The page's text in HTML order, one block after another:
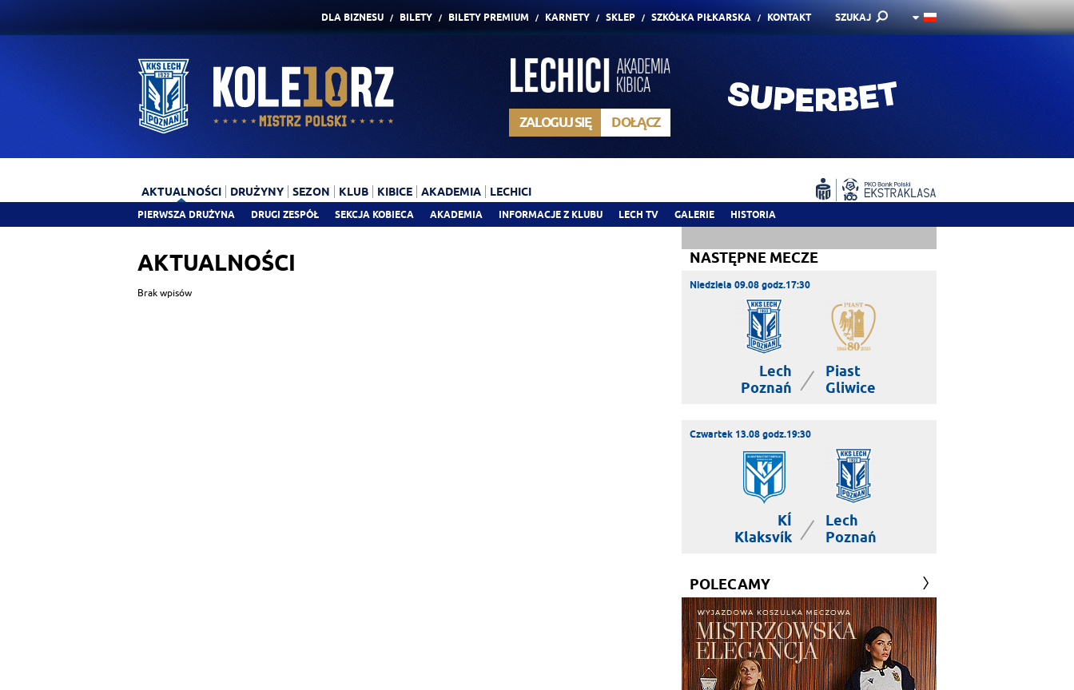
DLA BIZNESU BILETY BILETY PREMIUM KARNETY SKLEP SZKÓŁKA PIŁKARSKA KONTAKT SZUKAJ
ZALOGUJ SIĘ DOŁĄCZ
AKTUALNOŚCI
PIERWSZA DRUŻYNA DRUGI ZESPÓŁ SEKCJA KOBIECA AKADEMIA INFORMACJE Z KLUBU LECH TV GALERIE HISTORIA
DRUŻYNY SEZON KLUB KIBICE AKADEMIA LECHICI
AKTUALNOŚCI
Brak wpisów
NASTĘPNE MECZE
Niedziela 09.08 godz.17:30
Lech
Poznań
|
Piast
Gliwice
Czwartek 13.08 godz.19:30
KÍ
Klaksvík
|
Lech
Poznań
POLECAMY